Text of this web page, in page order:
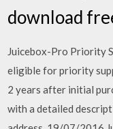
download
Juicebox-Pro Priority
eligible for priority
2 years after initial
with a detailed